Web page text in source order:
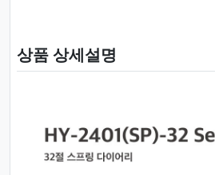
상품 상세설명